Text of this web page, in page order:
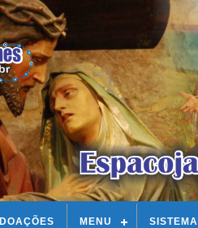
DOAÇÕES MENU SISTEMA